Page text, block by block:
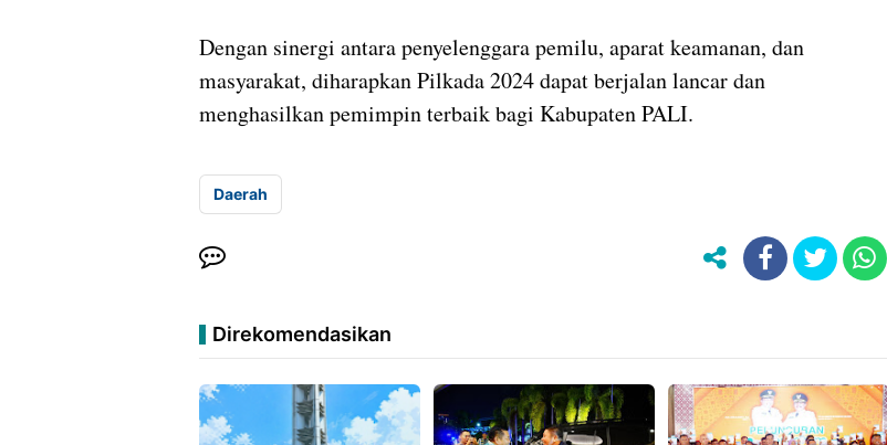
Dengan sinergi antara penyelenggara pemilu, aparat keamanan, dan
masyarakat, diharapkan Pilkada 2024 dapat berjalan lancar dan
menghasilkan pemimpin terbaik bagi Kabupaten PALI.
Daerah
Direkomendasikan